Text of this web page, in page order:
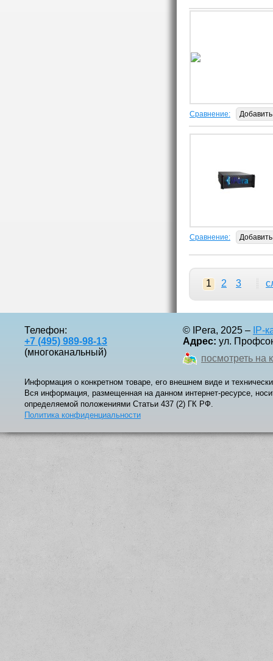
Сравнение: Добавить
Сравнение: Добавить
1 2 3
Телефон:
+7 (495) 989-98-13
(многоканальный)
© IPera, 2025 – IP-
Адрес: ул.
посмотреть на
Информация о конкретном товаре, его внешнем виде и
Вся информация, размещенная на данном интернет-ресурсе,
определяемой положениями Статьи 437 (2) ГК РФ.
Политика конфиденциальности